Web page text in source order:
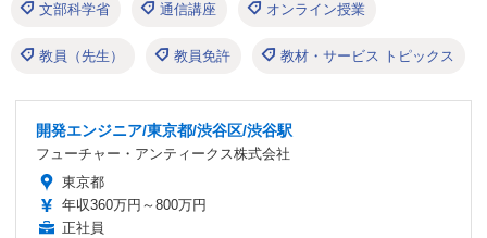
文部科学省 通信講座 オンライン授業
教員（先生） 教員免許 教材・サービス トピックス
開発エンジニア/東京都/渋谷区/渋谷駅
フューチャー・アンティークス株式会社
東京都
年収360万円～800万円
正社員